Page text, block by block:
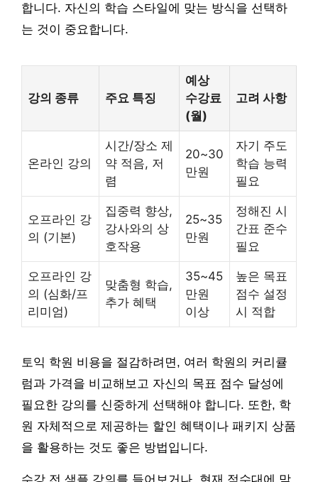
합니다. 자신의 학습 스타일에 맞는 방식을 선택하
는 것이 중요합니다.
강의 종류 주요 특징
예상
수강료
(월)
고려 사항
온라인 강의
시간/장소 제
약 적음, 저
렴
20~30
만원
자기 주도
학습 능력
필요
오프라인 강
의 (기본)
집중력 향상,
강사와의 상
호작용
25~35
만원
정해진 시
간표 준수
필요
오프라인 강
의 (심화/프
리미엄)
맞춤형 학습,
추가 혜택
35~45
만원
이상
높은 목표
점수 설정
시 적합
토익 학원 비용을 절감하려면, 여러 학원의 커리큘
럼과 가격을 비교해보고 자신의 목표 점수 달성에
필요한 강의를 신중하게 선택해야 합니다. 또한, 학
원 자체적으로 제공하는 할인 혜택이나 패키지 상품
을 활용하는 것도 좋은 방법입니다.